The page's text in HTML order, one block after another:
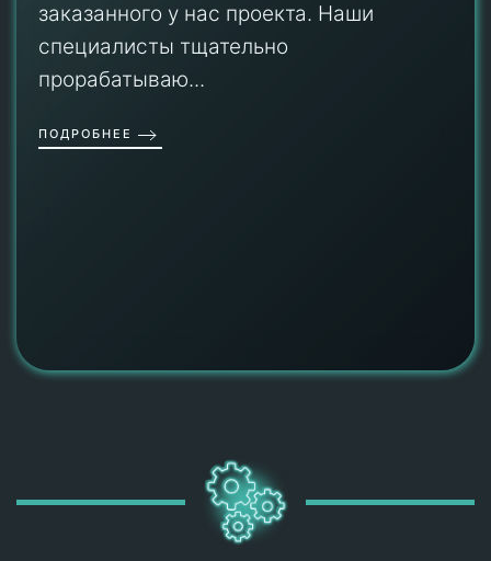
заказанного у нас проекта. Наши
специалисты тщательно
прорабатываю...
ПОДРОБНЕЕ